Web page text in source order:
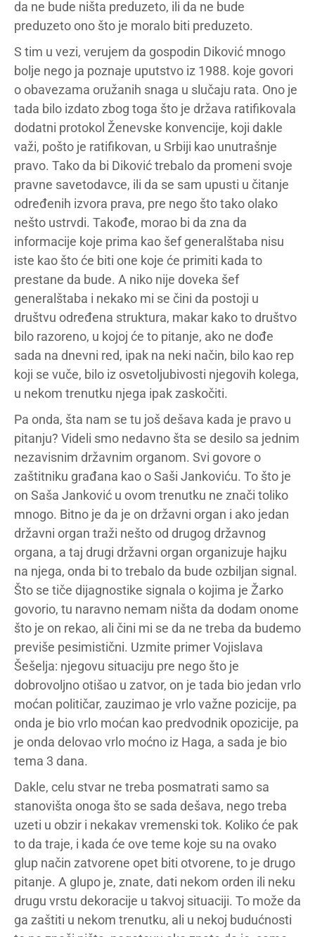
da ne bude ništa preduzeto, ili da ne bude
preduzeto ono što je moralo biti preduzeto.
S tim u vezi, verujem da gospodin Diković mnogo
bolje nego ja poznaje uputstvo iz 1988. koje govori
o obavezama oružanih snaga u slučaju rata. Ono je
tada bilo izdato zbog toga što je država ratifikovala
dodatni protokol Ženevske konvencije, koji dakle
važi, pošto je ratifikovan, u Srbiji kao unutrašnje
pravo. Tako da bi Diković trebalo da promeni svoje
pravne savetodavce, ili da se sam upusti u čitanje
određenih izvora prava, pre nego što tako olako
nešto ustrvdi. Takođe, morao bi da zna da
informacije koje prima kao šef generalštaba nisu
iste kao što će biti one koje će primiti kada to
prestane da bude. A niko nije doveka šef
generalštaba i nekako mi se čini da postoji u
društvu određena struktura, makar kako to društvo
bilo razoreno, u kojoj će to pitanje, ako ne dođe
sada na dnevni red, ipak na neki način, bilo kao rep
koji se vuče, bilo iz osvetoljubivosti njegovih kolega,
u nekom trenutku njega ipak zaskočiti.
Pa onda, šta nam se tu još dešava kada je pravo u
pitanju? Videli smo nedavno šta se desilo sa jednim
nezavisnim državnim organom. Svi govore o
zaštitniku građana kao o Saši Jankoviću. To što je
on Saša Janković u ovom trenutku ne znači toliko
mnogo. Bitno je da je on državni organ i ako jedan
državni organ traži nešto od drugog državnog
organa, a taj drugi državni organ organizuje hajku
na njega, onda bi to trebalo da bude ozbiljan signal.
Što se tiče dijagnostike signala o kojima je Žarko
govorio, tu naravno nemam ništa da dodam onome
što je on rekao, ali čini mi se da ne treba da budemo
previše pesimistični. Uzmite primer Vojislava
Šešelja: njegovu situaciju pre nego što je
dobrovoljno otišao u zatvor, on je tada bio jedan vrlo
moćan političar, zauzimao je vrlo važne pozicije, pa
onda je bio vrlo moćan kao predvodnik opozicije, pa
je onda delovao vrlo moćno iz Haga, a sada je bio
tema 3 dana.
Dakle, celu stvar ne treba posmatrati samo sa
stanovišta onoga što se sada dešava, nego treba
uzeti u obzir i nekakav vremenski tok. Koliko će pak
to da traje, i kada će ove teme koje su na ovako
glup način zatvorene opet biti otvorene, to je drugo
pitanje. A glupo je, znate, dati nekom orden ili neku
drugu vrstu dekoracije u takvoj situaciji. To može da
ga zaštiti u nekom trenutku, ali u nekoj budućnosti